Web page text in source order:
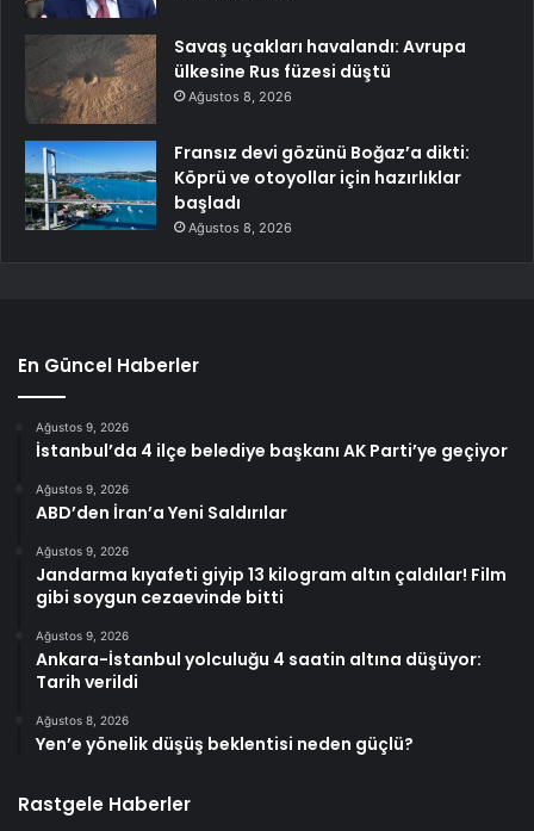
Savaş uçakları havalandı: Avrupa
ülkesine Rus füzesi düştü
Ağustos 8, 2026
Fransız devi gözünü Boğaz’a dikti:
Köprü ve otoyollar için hazırlıklar
başladı
Ağustos 8, 2026
En Güncel Haberler
Ağustos 9, 2026
İstanbul’da 4 ilçe belediye başkanı AK Parti’ye geçiyor
Ağustos 9, 2026
ABD’den İran’a Yeni Saldırılar
Ağustos 9, 2026
Jandarma kıyafeti giyip 13 kilogram altın çaldılar! Film
gibi soygun cezaevinde bitti
Ağustos 9, 2026
Ankara-İstanbul yolculuğu 4 saatin altına düşüyor:
Tarih verildi
Ağustos 8, 2026
Yen’e yönelik düşüş beklentisi neden güçlü?
Rastgele Haberler